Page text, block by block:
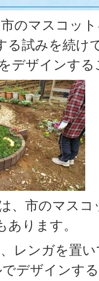
のマスコッ
る試みを続け
デザインす
、市のマスコ
ります。
レンガを置
デザインす